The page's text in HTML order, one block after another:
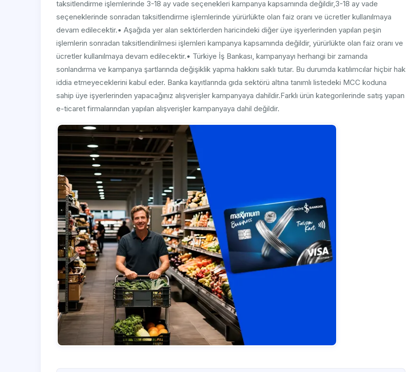
taksitlendirme işlemlerinde 3-18 ay vade seçenekleri kampanya kapsamında değildir,3-18 ay vade
seçeneklerinde sonradan taksitlendirme işlemlerinde yürürlükte olan faiz oranı ve ücretler kullanılmaya
devam edilecektir.• Aşağıda yer alan sektörlerden haricindeki diğer üye işyerlerinden yapılan peşin
işlemlerin sonradan taksitlendirilmesi işlemleri kampanya kapsamında değildir, yürürlükte olan faiz oranı ve
ücretler kullanılmaya devam edilecektir.​• Türkiye İş Bankası, kampanyayı herhangi bir zamanda
sonlandırma ve kampanya şartlarında değişiklik yapma hakkını saklı tutar. Bu durumda katılımcılar hiçbir hak
iddia etmeyeceklerini kabul eder. Banka kayıtlarında gıda sektörü altına tanımlı listedeki MCC koduna​
sahip üye işyerlerinden yapacağınız alışverişler kampanyaya dahildir.Farklı ürün kategorilerinde satış yapan
e-ticaret firmalarından yapılan alışverişler kampanyaya dahil değildir.